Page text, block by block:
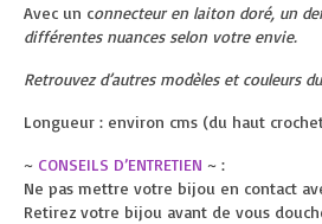
Avec un connecteur en laiton doré, un
différentes nuances selon votre envie.
Retrouvez d’autres modèles et couleurs
Longueur : environ cms (du haut
~ CONSEILS D’ENTRETIEN ~ :
Ne pas mettre votre bijou en contact
Retirez votre bijou avant de vous